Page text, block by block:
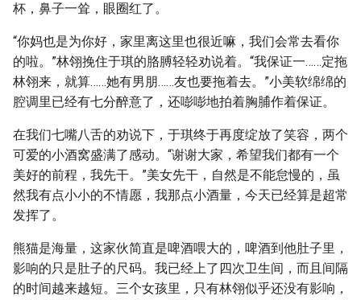
杯，鼻子一耸，眼圈红了。
“你妈也是为你好，家里离这里也很近嘛，我们会常去看你
的啦。”林翎挽住于琪的胳膊轻轻劝说着。“我保证一……定拖
林翎来，就算……她有男朋……友也要拖着去。”小美软绵绵的
腔调里已经有七分醉意了，还嘭嘭地拍着胸脯作着保证。
在我们七嘴八舌的劝说下，于琪终于再度绽放了笑容，两个
可爱的小酒窝盛满了感动。“谢谢大家，希望我们都有一个
美好的前程，我先干。”美女先干，自然是不能怠慢的，虽
然我有点小小的不情愿，我那点小酒量，今天已经算是超常
发挥了。
熊猫是海量，这家伙简直是啤酒喂大的，啤酒到他肚子里，
影响的只是肚子的尺码。我已经上了四次卫生间，而且间隔
的时间越来越短。三个女孩里，只有林翎似乎还没有影响，